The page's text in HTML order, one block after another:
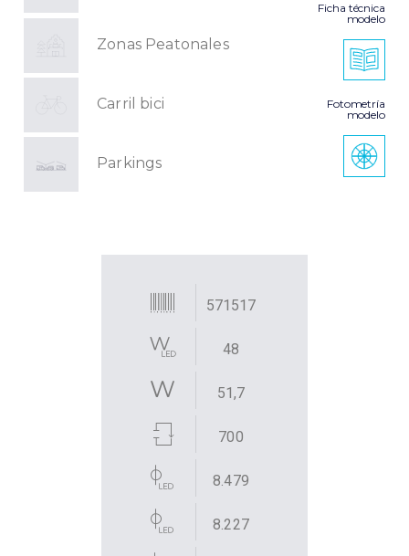
Zonas Peatonales
Carril bici
Parkings
Ficha técnica
modelo
Fotometría
modelo
571517
48
51,7
700
8.479
8.227